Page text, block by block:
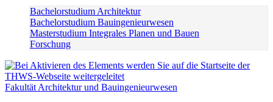
Bachelorstudium Architektur
Bachelorstudium Bauingenieurwesen
Masterstudium Integrales Planen und Bauen
Forschung
Fakultät Architektur und Bauingenieurwesen